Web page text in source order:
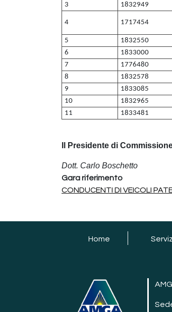
3
1832949
4 1717454
5 1832550
6
1833000
7
1776480
8
1832578
9
1833085
10
1832965
11
1833481
Il Presidente di
Dott. Carlo Boschetto
Gara riferimento
CONDUCENTI DI VEICOLI
Home